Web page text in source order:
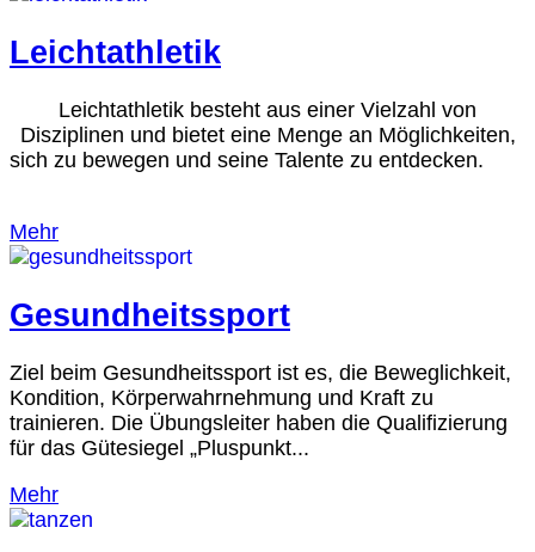
Leichtathletik
Leichtathletik besteht aus einer Vielzahl von
Disziplinen und bietet eine Menge an Möglichkeiten,
sich zu bewegen und seine Talente zu entdecken.
Mehr
Gesundheitssport
Ziel beim Gesundheitssport ist es, die Beweglichkeit,
Kondition, Körperwahrnehmung und Kraft zu
trainieren. Die Übungsleiter haben die Qualifizierung
für das Gütesiegel „Pluspunkt...
Mehr